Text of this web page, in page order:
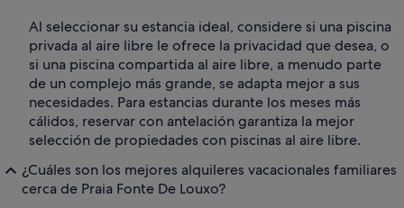
Al seleccionar su estancia ideal, considere si una piscina
privada al aire libre le ofrece la privacidad que desea, o
si una piscina compartida al aire libre, a menudo parte
de un complejo más grande, se adapta mejor a sus
necesidades. Para estancias durante los meses más
cálidos, reservar con antelación garantiza la mejor
selección de propiedades con piscinas al aire libre.
¿Cuáles son los mejores alquileres vacacionales familiares
cerca de Praia Fonte De Louxo?